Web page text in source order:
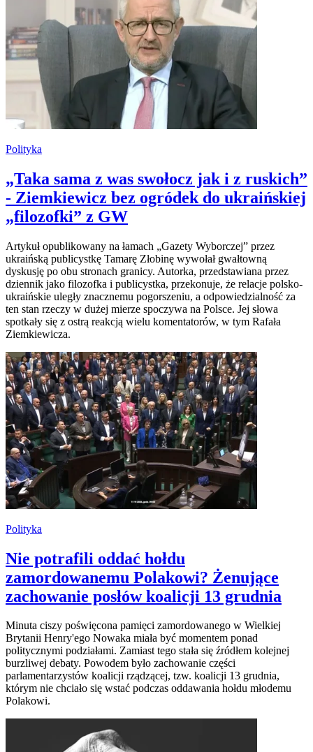
Polityka
„Taka sama z was swołocz jak i z ruskich”
- Ziemkiewicz bez ogródek do ukraińskiej
„filozofki” z GW
Artykuł opublikowany na łamach „Gazety Wyborczej” przez
ukraińską publicystkę Tamarę Złobinę wywołał gwałtowną
dyskusję po obu stronach granicy. Autorka, przedstawiana przez
dziennik jako filozofka i publicystka, przekonuje, że relacje polsko-
ukraińskie uległy znacznemu pogorszeniu, a odpowiedzialność za
ten stan rzeczy w dużej mierze spoczywa na Polsce. Jej słowa
spotkały się z ostrą reakcją wielu komentatorów, w tym Rafała
Ziemkiewicza.
Polityka
Nie potrafili oddać hołdu
zamordowanemu Polakowi? Żenujące
zachowanie posłów koalicji 13 grudnia
Minuta ciszy poświęcona pamięci zamordowanego w Wielkiej
Brytanii Henry'ego Nowaka miała być momentem ponad
politycznymi podziałami. Zamiast tego stała się źródłem kolejnej
burzliwej debaty. Powodem było zachowanie części
parlamentarzystów koalicji rządzącej, tzw. koalicji 13 grudnia,
którym nie chciało się wstać podczas oddawania hołdu młodemu
Polakowi.